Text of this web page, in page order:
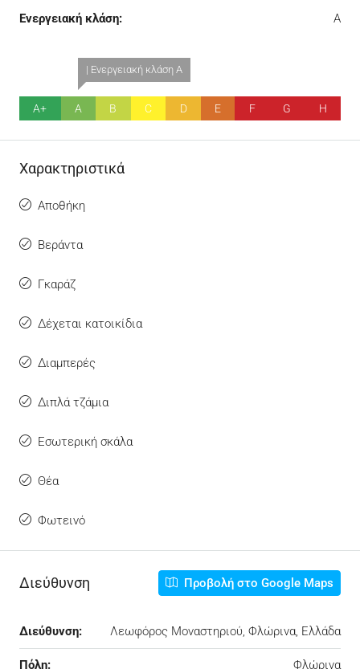
Ενεργειακή κλάση: A
A+
| Ενεργειακή κλάση A
A B C D E F G H
Χαρακτηριστικά
Αποθήκη
Βεράντα
Γκαράζ
Δέχεται κατοικίδια
Διαμπερές
Διπλά τζάμια
Εσωτερική σκάλα
Θέα
Φωτεινό
Διεύθυνση Προβολή στο Google Maps
Διεύθυνση: Λεωφόρος Μοναστηριού, Φλώρινα, Ελλάδα
Πόλη: Φλώρινα